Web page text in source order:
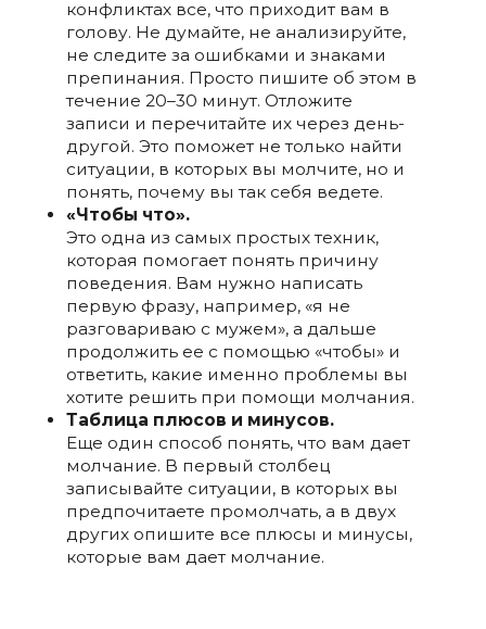
конфликтах все, что приходит вам в
голову. Не думайте, не анализируйте,
не следите за ошибками и знаками
препинания. Просто пишите об этом в
течение 20–30 минут. Отложите
записи и перечитайте их через день-
другой. Это поможет не только найти
ситуации, в которых вы молчите, но и
понять, почему вы так себя ведете.
«Чтобы что».
Это одна из самых простых техник,
которая помогает понять причину
поведения. Вам нужно написать
первую фразу, например, «я не
разговариваю с мужем», а дальше
продолжить ее с помощью «чтобы» и
ответить, какие именно проблемы вы
хотите решить при помощи молчания.
Таблица плюсов и минусов.
Еще один способ понять, что вам дает
молчание. В первый столбец
записывайте ситуации, в которых вы
предпочитаете промолчать, а в двух
других опишите все плюсы и минусы,
которые вам дает молчание.